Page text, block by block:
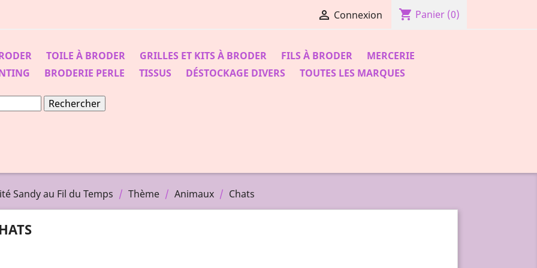
 Connexion shopping_cart Panier (0)
TOILE À BRODER GRILLES ET KITS À BRODER FILS À BRODER
MERCERIE
BRODERIE PERLE TISSUS DÉSTOCKAGE DIVERS TOUTES LES MARQUES
Rechercher
Sandy au Fil du Temps Thème Animaux Chats